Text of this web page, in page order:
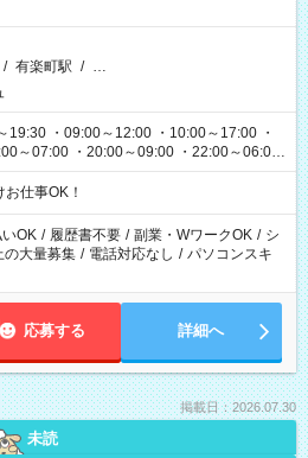
/ 有楽町駅 / …
19:30 ・09:00～12:00 ・10:00～17:00 ・
～07:00 ・20:00～09:00 ・22:00～06:00
仕事OK！
いOK / 履歴書不要 / 副業・WワークOK / シ
の大量募集 / 電話対応なし / パソコンスキ
応募する 詳細へ
掲載日：2026.07.30
未読